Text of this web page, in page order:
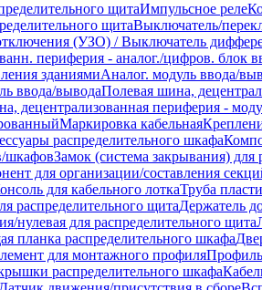
щитаИмпульсное реле
щитаВыключатель/
(УЗО) / Выключатель
периферия - аналог./цифров. блок
зданиямиАналог. модуль ввода/
ввода/выводаПолевая шина,
децентрализованная периферия -
Маркировка кабельная
распределительного шкафа
шкафовЗамок (система закрывания) для
для организации/составления
для кабельного лоткаТруба
распределительного щитаДержатель
нулевая для распределительного щита
планка распределительного шкафа
для монтажного профиляПрофиль
распределительного шкафа